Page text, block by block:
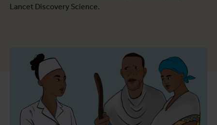
Lancet Discovery Science.